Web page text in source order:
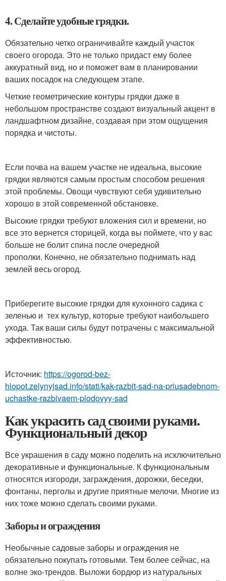
4. Сделайте удобные грядки.
Обязательно четко ограничивайте каждый участок
своего огорода. Это не только придаст ему более
аккуратный вид, но и поможет вам в планировании
ваших посадок на следующем этапе.
Четкие геометрические контуры грядки даже в
небольшом пространстве создают визуальный акцент в
ландшафтном дизайне, создавая при этом ощущения
порядка и чистоты.
Если почва на вашем участке не идеальна, высокие
грядки являются самым простым способом решения
этой проблемы. Овощи чувствуют себя удивительно
хорошо в этой современной обстановке.
Высокие грядки требуют вложения сил и времени, но
все это вернется сторицей, когда вы поймете, что у вас
больше не болит спина после очередной
прополки. Конечно, не обязательно поднимать над
землей весь огород.
Приберегите высокие грядки для кухонного садика с
зеленью и тех культур, которые требуют наибольшего
ухода. Так ваши силы будут потрачены с максимальной
эффективностью.
Источник: https://ogorod-bez-
hlopot.zelynyjsad.info/stati/kak-razbit-sad-na-priusadebnom-
uchastke-razbivaem-plodovyy-sad
Как украсить сад своими руками.
Функциональный декор
Все украшения в саду можно поделить на исключительно
декоративные и функциональные. К функциональным
относятся изгороди, заграждения, дорожки, беседки,
фонтаны, перголы и другие приятные мелочи. Многие из
них тоже можно сделать своими руками.
Заборы и ограждения
Необычные садовые заборы и ограждения не
обязательно покупать готовыми. Тем более сейчас, на
волне эко-трендов. Выложи бордюр из натуральных